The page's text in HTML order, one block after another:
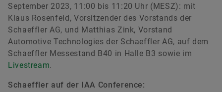
September 2023, 11:00 bis 11:20 Uhr (MESZ): mit
Klaus Rosenfeld, Vorsitzender des Vorstands der
Schaeffler AG, und Matthias Zink, Vorstand
Automotive Technologies der Schaeffler AG, auf dem
Schaeffler Messestand B40 in Halle B3 sowie im
Livestream.
Schaeffler auf der IAA Conference: